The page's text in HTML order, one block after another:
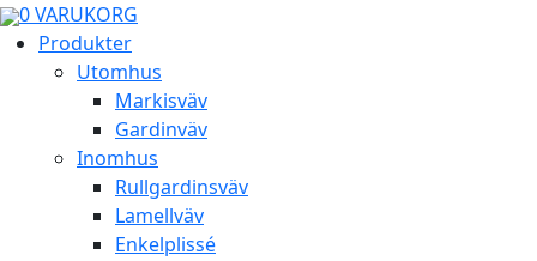
0VARUKORG
Produkter
Utomhus
Markisväv
Gardinväv
Inomhus
Rullgardinsväv
Lamellväv
Enkelplissé